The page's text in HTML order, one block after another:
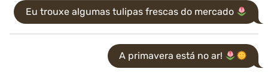
Eu trouxe algumas tulipas frescas do mercado
A primavera está no ar!